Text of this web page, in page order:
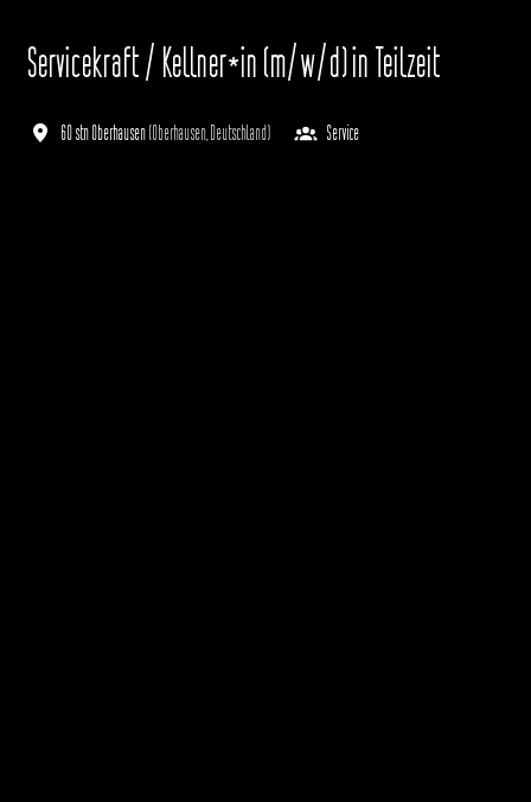
Servicekraft / Kellner*in (m/w/d) in Teilzeit
60 stn Oberhausen(Oberhausen Deutschland) Service